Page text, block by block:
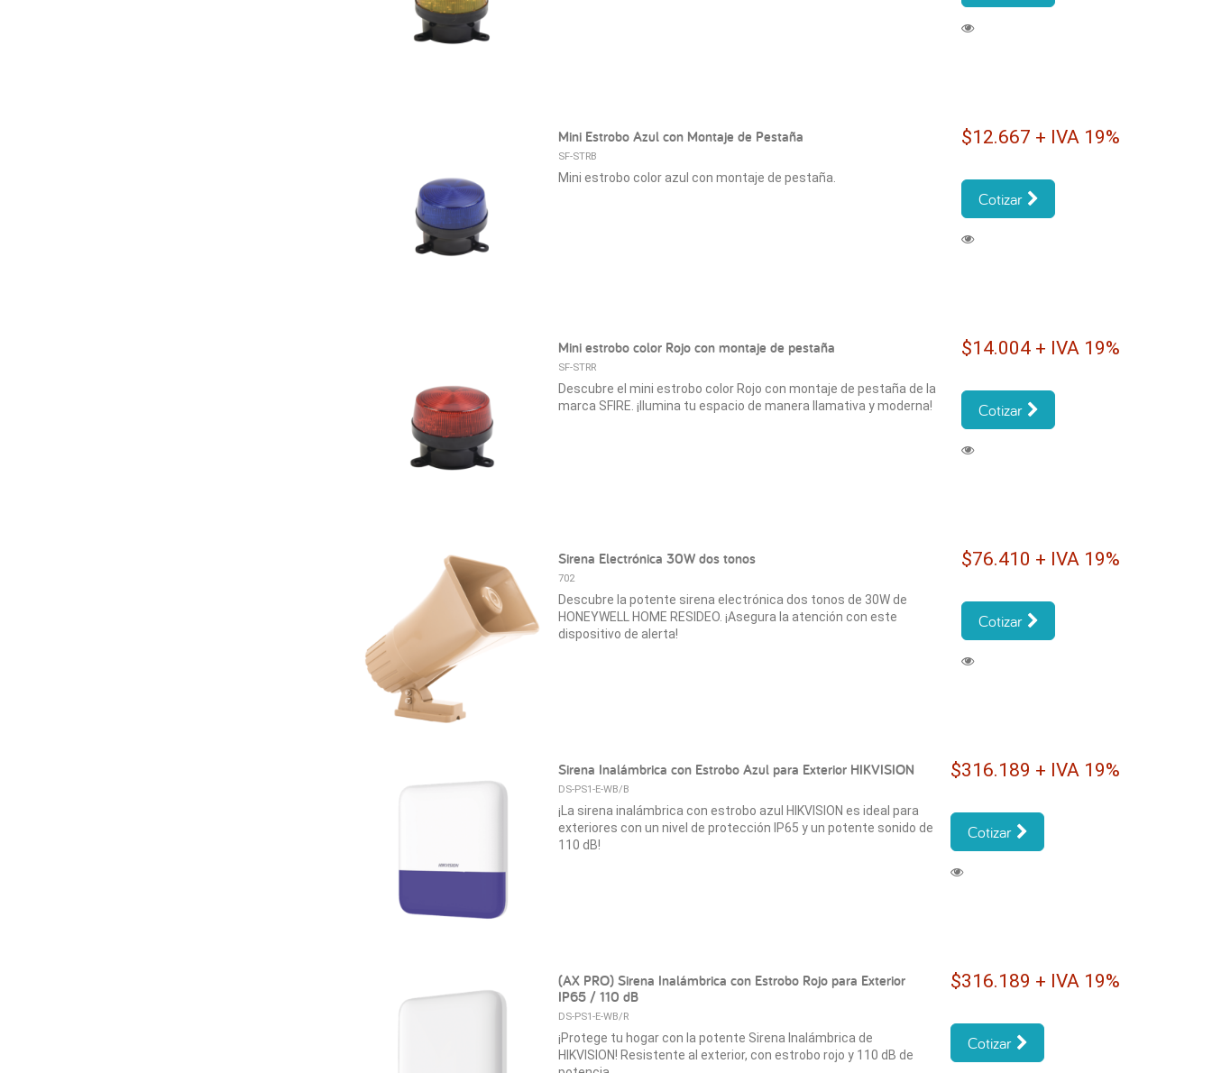
Mini Estrobo Azul con Montaje de Pestaña
SF-STRB
Mini estrobo color azul con montaje de pestaña.
$12.667 + IVA 19%
Cotizar
Mini estrobo color Rojo con montaje de pestaña
SF-STRR
Descubre el mini estrobo color Rojo con montaje de pestaña de la
marca SFIRE. ¡Ilumina tu espacio de manera llamativa y moderna!
$14.004 + IVA 19%
Cotizar
Sirena Electrónica 30W dos tonos
702
Descubre la potente sirena electrónica dos tonos de 30W de
HONEYWELL HOME RESIDEO. ¡Asegura la atención con este
dispositivo de alerta!
$76.410 + IVA 19%
Cotizar
Sirena Inalámbrica con Estrobo Azul para Exterior HIKVISION
DS-PS1-E-WB/B
¡La sirena inalámbrica con estrobo azul HIKVISION es ideal para
exteriores con un nivel de protección IP65 y un potente sonido de
110 dB!
$316.189 + IVA 19%
Cotizar
(AX PRO) Sirena Inalámbrica con Estrobo Rojo para Exterior
IP65 / 110 dB
DS-PS1-E-WB/R
¡Protege tu hogar con la potente Sirena Inalámbrica de
HIKVISION! Resistente al exterior, con estrobo rojo y 110 dB de
$316.189 + IVA 19%
Cotizar